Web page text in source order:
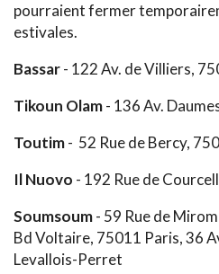
pourraient fermer
estivales.
Bassar- 122 Av. de Villiers,
Tikoun Olam- 136 Av.
Toutim- 52 Rue de Bercy,
Il Nuovo - 192 Rue de
Soumsoum- 59 Rue de
Bd Voltaire, 75011 Paris, 36
Levallois-Perret